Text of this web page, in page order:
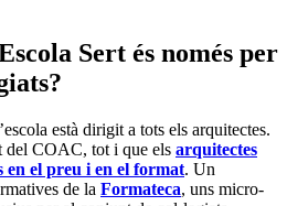
Sert és només per
està dirigit a tots els arquitectes.
del COAC, tot i que els arquitectes
en el preu i en el format. Un
de la Formateca, uns micro-